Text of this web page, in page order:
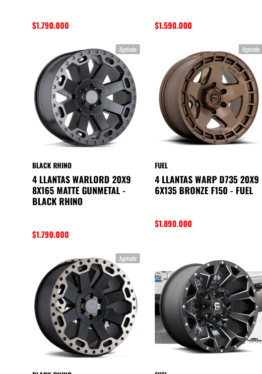
$1.790.000 $1.590.000
Agotado
BLACK RHINO
4 LLANTAS WARLORD 20X9
8X165 MATTE GUNMETAL -
BLACK RHINO
$1.790.000
Agotado
FUEL
4 LLANTAS WARP D735 20X9
6X135 BRONZE F150 - FUEL
$1.890.000
Agotado